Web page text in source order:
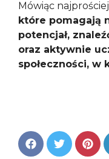
Mówiąc
które pomagają
potencjał,
oraz aktywnie
społeczności, w
ShareShare